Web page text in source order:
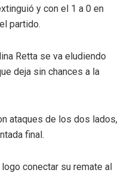
y con el 1 a 0 en
partido.
Retta se va eludiendo
deja sin chances a la
ataques de los dos lados,
final.
conectar su remate al